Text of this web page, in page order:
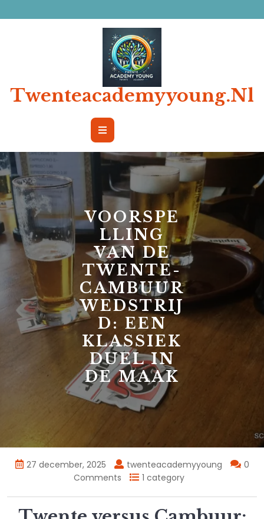
naar
Twenteacademyyoung.nl
Open
Button
VOORSPE
LLING
VAN DE
TWENTE-
CAMBUUR
WEDSTRIJ
D: EEN
KLASSIEK
DUEL IN
DE MAAK
27 december, 2025 twenteacademyyoung
0
Comments
1 category